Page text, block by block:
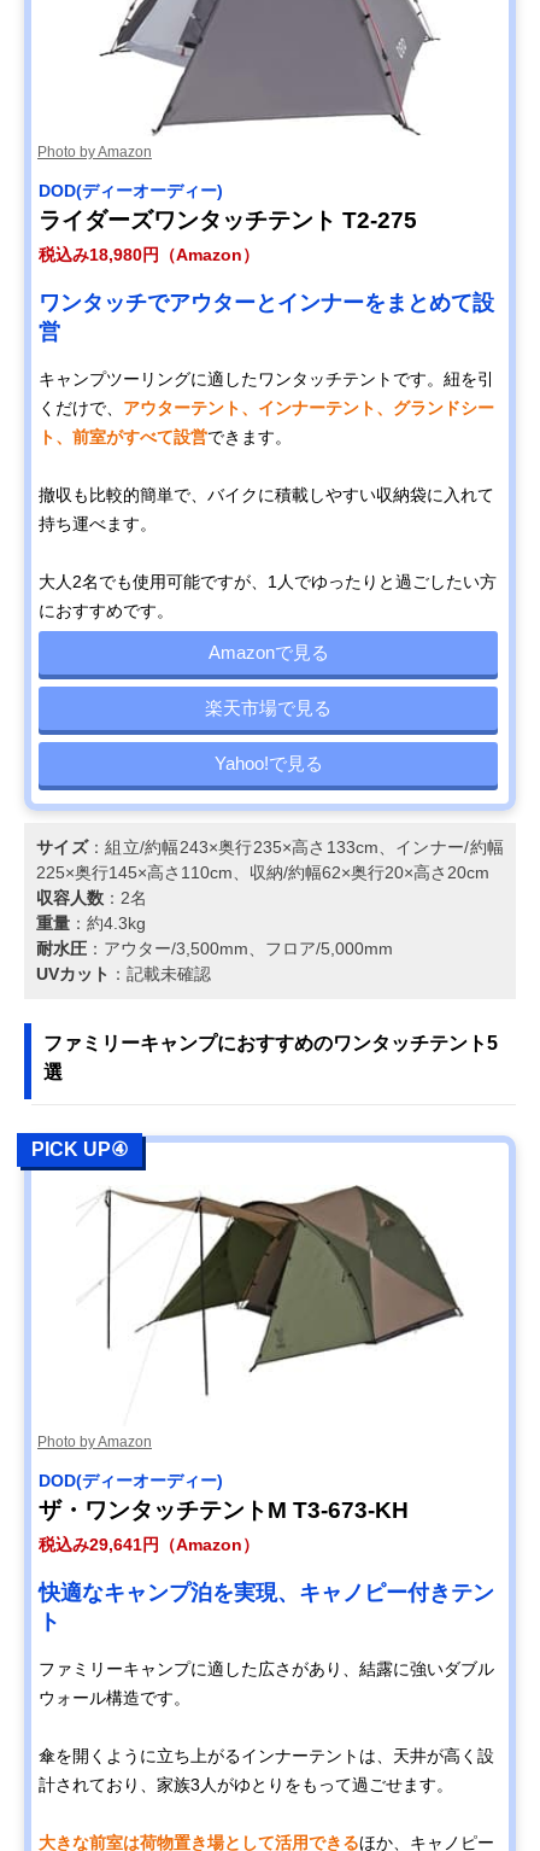
Photo by Amazon
DOD(ディーオーディー)
ライダーズワンタッチテント T2-275
税込み18,980円（Amazon）
ワンタッチでアウターとインナーをまとめて設
営
キャンプツーリングに適したワンタッチテントです。紐を引
くだけで、 アウターテント、インナーテント、グランドシー
ト、前室がすべて設営できます。
撤収も比較的簡単で、バイクに積載しやすい収納袋に入れて
持ち運べます。
大人2名でも使用可能ですが、1人でゆったりと過ごしたい方
におすすめです。
Amazonで見る
楽天市場で見る
Yahoo!で見る
サイズ：組立/約幅243×奥行235×高さ133cm、インナー/約幅
225×奥行145×高さ110cm、収納/約幅62×奥行20×高さ20cm
収容人数 ：2名
重量 ：約4.3kg
耐水圧 ：アウター/3,500mm、フロア/5,000mm
UVカット ：記載未確認
ファミリーキャンプにおすすめのワンタッチテント5
選
PICK UP④
Photo by Amazon
DOD(ディーオーディー)
ザ・ワンタッチテントM T3-673-KH
税込み29,641円（Amazon）
快適なキャンプ泊を実現、キャノピー付きテン
ト
ファミリーキャンプに適した広さがあり、結露に強いダブル
ウォール構造です。
傘を開くように立ち上がるインナーテントは、天井が高く設
計されており、家族3人がゆとりをもって過ごせます。
大きな前室は荷物置き場として活用できるほか、キャノピー